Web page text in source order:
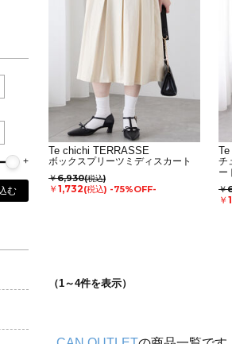
む
Te chichi TERRASSE
ボックスプリーツミディスカート
￥6,930(税込)
￥1,732(税込) -75%OFF-
チ
ー
￥
￥
（1～4件を表示）